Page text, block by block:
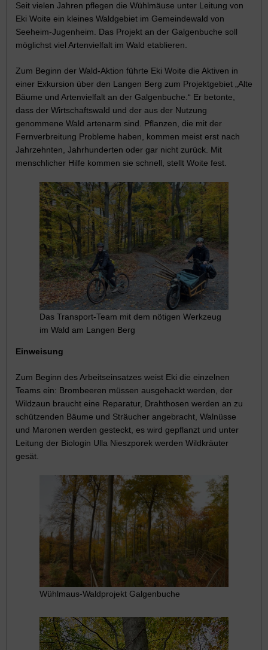
Seit vielen Jahren pflegen die Wühlmäuse unter Leitung von
Eki Woite ein kleines Waldgebiet im Gemeindewald von
Seeheim-Jugenheim. Das Projekt an der Galgenbuche soll
möglichst viel Artenvielfalt im Wald etablieren.
Zum Beginn der Wald-Aktion führte Eki Woite die Aktiven in
einer Exkursion über den Langen Berg zum Projektgebiet „Alte
Bäume und Artenvielfalt an der Galgenbuche.“ Er betonte,
dass der Wirtschaftswald und der aus der Nutzung
genommene Wald artenarm sind. Pflanzen, die mit der
Fernverbreitung Probleme haben, kommen meist erst nach
Jahrzehnten, Jahrhunderten oder gar nicht zurück. Mit
menschlicher Hilfe kommen sie schnell, stellt Woite fest.
Das Transport-Team mit dem nötigen Werkzeug
im Wald am Langen Berg
Einweisung
Zum Beginn des Arbeitseinsatzes weist Eki die einzelnen
Teams ein: Brombeeren müssen ausgehackt werden, der
Wildzaun braucht eine Reparatur, Drahthosen werden an zu
schützenden Bäume und Sträucher angebracht, Walnüsse
und Maronen werden gesteckt, es wird gepflanzt und unter
Leitung der Biologin Ulla Nieszporek werden Wildkräuter
gesät.
Wühlmaus-Waldprojekt Galgenbuche